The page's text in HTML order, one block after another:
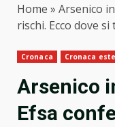
Home » Arsenico
rischi. Ecco dove si
Cronaca Cronaca
Arsenico
Efsa